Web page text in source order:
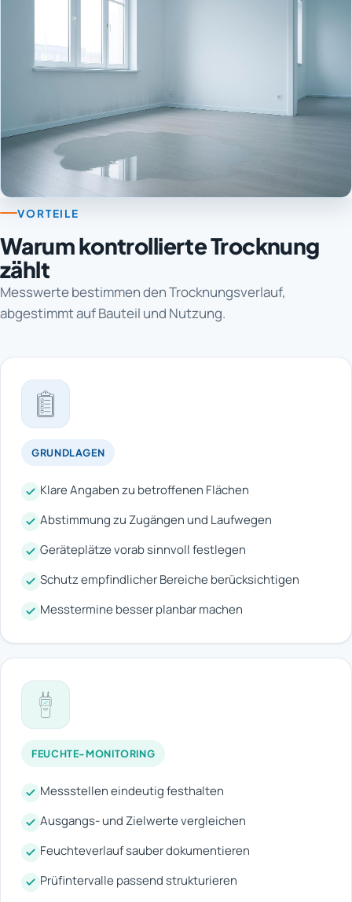
VORTEILE
Warum kontrollierte Trocknung
zählt
Messwerte bestimmen den Trocknungsverlauf,
abgestimmt auf Bauteil und Nutzung.
GRUNDLAGEN
Klare Angaben zu betroffenen Flächen
Abstimmung zu Zugängen und Laufwegen
Geräteplätze vorab sinnvoll festlegen
Schutz empfindlicher Bereiche berücksichtigen
Messtermine besser planbar machen
FEUCHTE-MONITORING
Messstellen eindeutig festhalten
Ausgangs- und Zielwerte vergleichen
Feuchteverlauf sauber dokumentieren
Prüfintervalle passend strukturieren